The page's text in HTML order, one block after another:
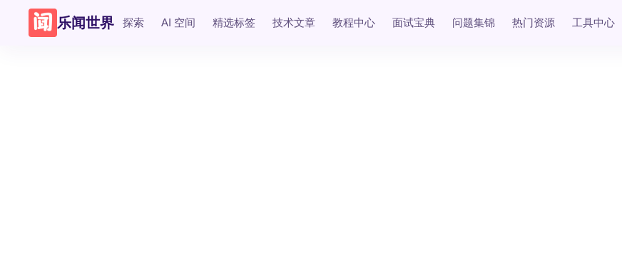
乐闻世界 探索 AI 空间 精选标签 技术文章 教程中心 面试宝典 问题集锦 热门资源 工具中心